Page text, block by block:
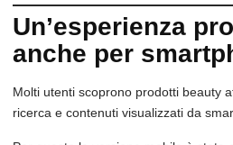
Un’esperienza
anche per
Molti utenti scoprono prodotti beauty
ricerca e contenuti visualizzati da